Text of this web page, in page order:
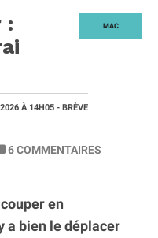
MAC
:
À 14H05 - BRÈVE
6COMMENTAIRES
en
a bien le déplacer